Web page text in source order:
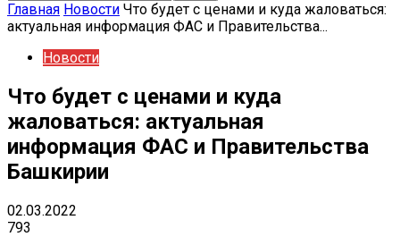
Главная Новости Что будет с ценами и куда жаловаться:
актуальная информация ФАС и Правительства...
Новости
Что будет с ценами и куда
жаловаться: актуальная
информация ФАС и Правительства
Башкирии
02.03.2022
793